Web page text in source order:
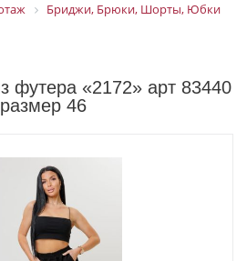
Бриджи, Брюки, Шорты, Юбки
футера «2172» арт 83440
размер 46